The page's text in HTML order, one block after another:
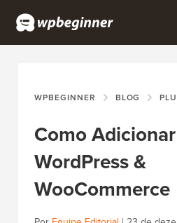
WPBEGINNER BLOG
Como
WordPress &
WooCommerce